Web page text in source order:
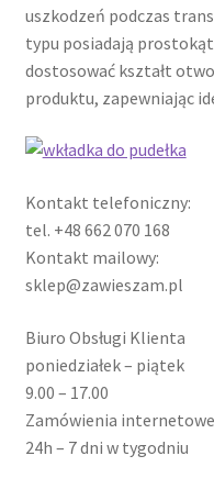
uszkodzeń podczas
typu posiadają
dostosować kształt
produktu, zapewniając
Kontakt telefoniczny:
tel. +48 662 070 168
Kontakt mailowy:
sklep@zawieszam.pl
Biuro Obsługi Klienta
poniedziałek – piątek
9.00 – 17.00
Zamówienia internetowe
24h – 7 dni w tygodniu